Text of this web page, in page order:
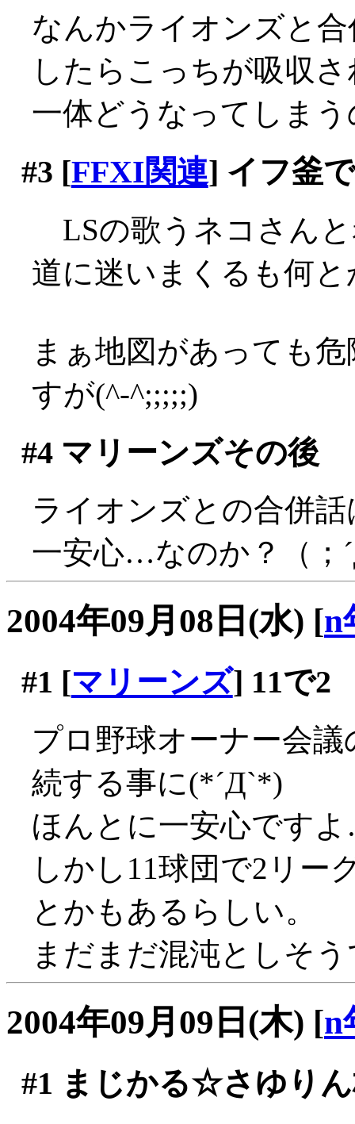
なんかライオンズと
したらこっちが吸収
一体どうなってしま
#3 [FFXI関連] イフ釜
LSの歌うネコさん
道に迷いまくるも何
まぁ地図があっても
すが(^-^;;;;;)
#4マリーンズその後
ライオンズとの合併
一安心…なのか？（；
2004年09月08日(水) [n
#1 [マリーンズ] 11で2
プロ野球オーナー会
続する事に(*´Д`*)
ほんとに一安心です
しかし11球団で2リー
とかもあるらしい。
まだまだ混沌としそ
2004年09月09日(木) [n
#1 まじかる☆さゆり